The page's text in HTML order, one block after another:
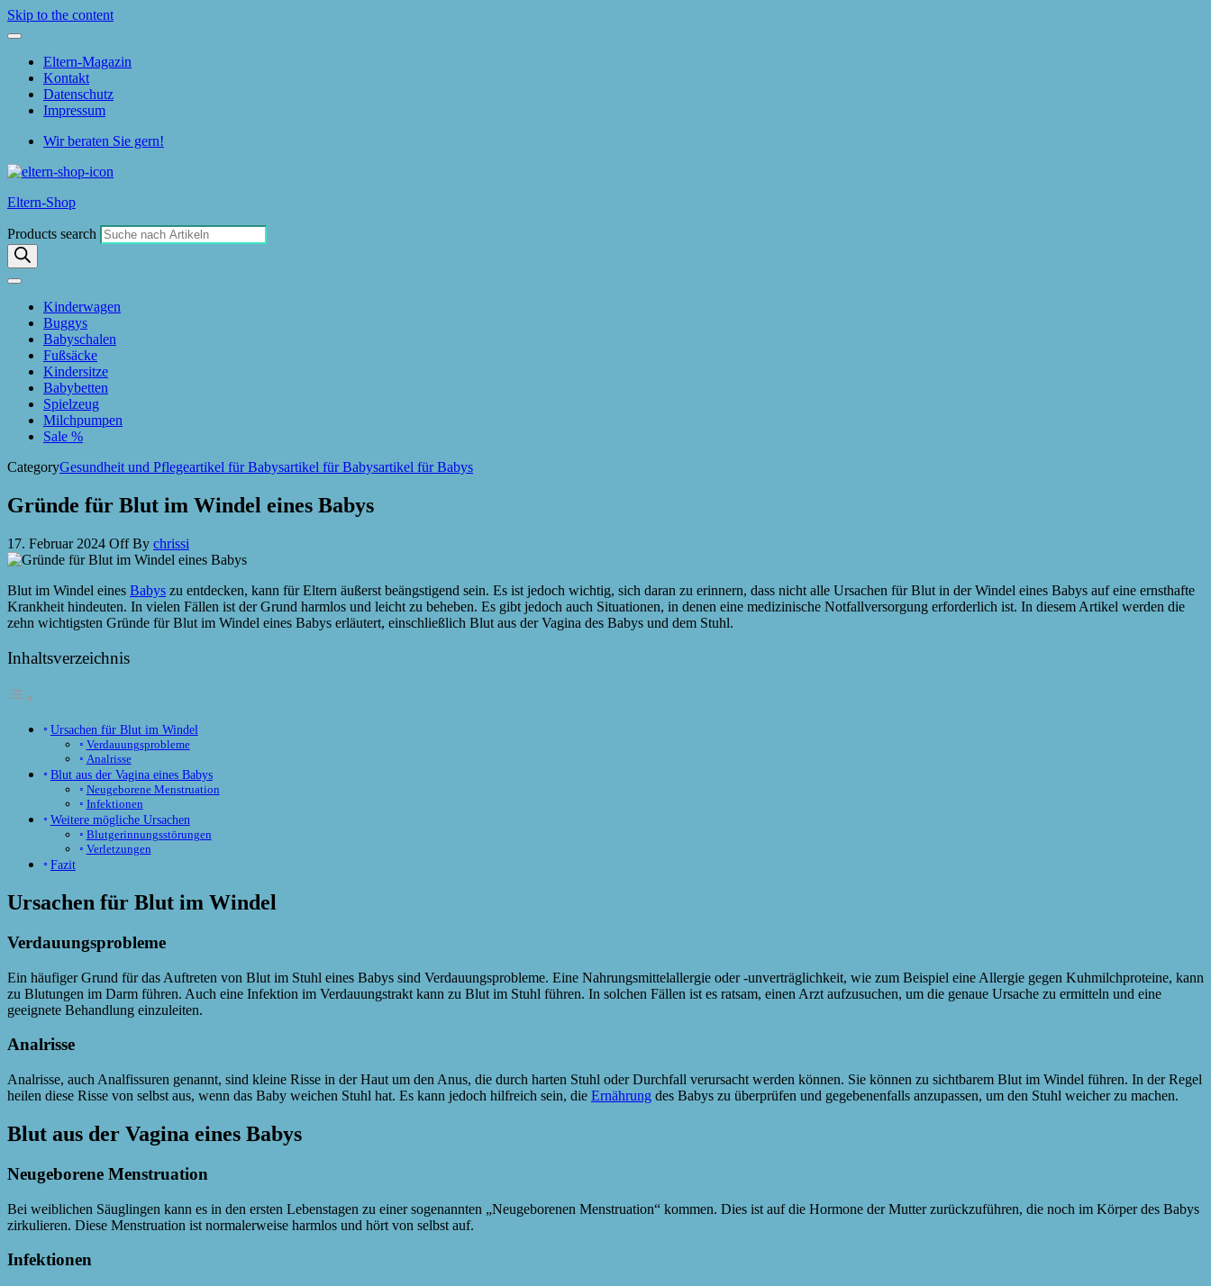
Skip to the content
Eltern-Magazin
Kontakt
Datenschutz
Impressum
Wir beraten Sie gern!
Eltern-Shop
Products search
Kinderwagen
Buggys
Babyschalen
Fußsäcke
Kindersitze
Babybetten
Spielzeug
Milchpumpen
Sale %
CategoryGesundheit und Pflegeartikel für Babysartikel für Babysartikel für Babys
Gründe für Blut im Windel eines Babys
17. Februar 2024 OffBy chrissi
Blut im Windel eines Babys zu entdecken, kann für Eltern äußerst beängstigend sein. Es ist jedoch wichtig, sich daran zu erinnern, dass nicht alle Ursachen für Blut in der Windel eines Babys auf eine ernsthafte
Krankheit hindeuten. In vielen Fällen ist der Grund harmlos und leicht zu beheben. Es gibt jedoch auch Situationen, in denen eine medizinische Notfallversorgung erforderlich ist. In diesem Artikel werden die
zehn wichtigsten Gründe für Blut im Windel eines Babys erläutert, einschließlich Blut aus der Vagina des Babys und dem Stuhl.
Inhaltsverzeichnis
Ursachen für Blut im Windel
Verdauungsprobleme
Analrisse
Blut aus der Vagina eines Babys
Neugeborene Menstruation
Infektionen
Weitere mögliche Ursachen
Blutgerinnungsstörungen
Verletzungen
Fazit
Ursachen für Blut im Windel
Verdauungsprobleme
Ein häufiger Grund für das Auftreten von Blut im Stuhl eines Babys sind Verdauungsprobleme. Eine Nahrungsmittelallergie oder -unverträglichkeit, wie zum Beispiel eine Allergie gegen Kuhmilchproteine, kann
zu Blutungen im Darm führen. Auch eine Infektion im Verdauungstrakt kann zu Blut im Stuhl führen. In solchen Fällen ist es ratsam, einen Arzt aufzusuchen, um die genaue Ursache zu ermitteln und eine
geeignete Behandlung einzuleiten.
Analrisse
Analrisse, auch Analfissuren genannt, sind kleine Risse in der Haut um den Anus, die durch harten Stuhl oder Durchfall verursacht werden können. Sie können zu sichtbarem Blut im Windel führen. In der Regel
heilen diese Risse von selbst aus, wenn das Baby weichen Stuhl hat. Es kann jedoch hilfreich sein, die Ernährung des Babys zu überprüfen und gegebenenfalls anzupassen, um den Stuhl weicher zu machen.
Blut aus der Vagina eines Babys
Neugeborene Menstruation
Bei weiblichen Säuglingen kann es in den ersten Lebenstagen zu einer sogenannten „Neugeborenen Menstruation“ kommen. Dies ist auf die Hormone der Mutter zurückzuführen, die noch im Körper des Babys
zirkulieren. Diese Menstruation ist normalerweise harmlos und hört von selbst auf.
Infektionen